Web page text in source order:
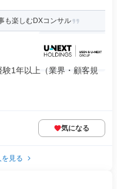
も楽しむDXコンサル
1年以上（業界・顧客規
気になる
見る